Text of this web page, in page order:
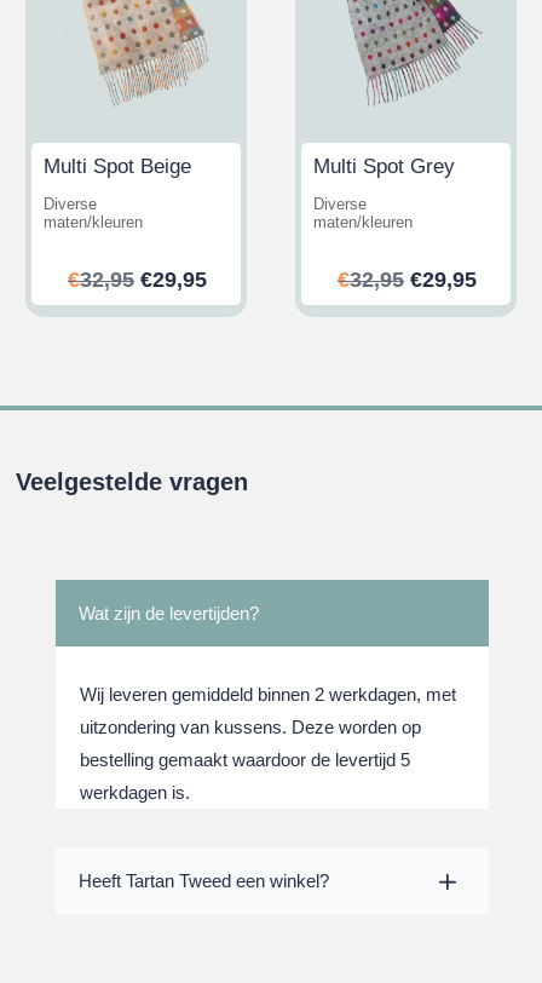
Multi Spot Beige
Diverse
maten/kleuren
€32,95 Oorspronkelijke
prijs
€29,95Huidige
prijs
Multi Spot Grey
Diverse
maten/kleuren
€32,95
prijs
€29,95
prijs
Veelgestelde vragen
Wat zijn de levertijden?
Wij leveren gemiddeld binnen 2 werkdagen, met
uitzondering van kussens. Deze worden op
bestelling gemaakt waardoor de levertijd 5
werkdagen is.
Heeft Tartan Tweed een winkel?